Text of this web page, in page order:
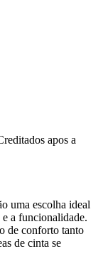
apos a
uma escolha ideal
a funcionalidade.
de conforto tanto
de cinta se